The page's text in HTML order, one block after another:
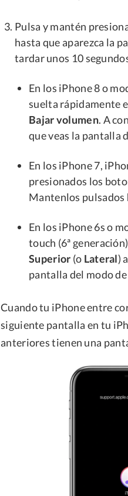
Pulsa y mantén
hasta que aparezca la
tardar unos 10
En los iPhone 8 o
suelta rápidamente
Bajar volumen. A
que veas la pantalla
En los iPhone 7,
presionados los
Mantenlos pulsados
En los iPhone 6s o
touch (6ª
Superior (o Lateral)
pantalla del modo
Cuando tu iPhone entre
siguiente pantalla en tu
anteriores tienen una